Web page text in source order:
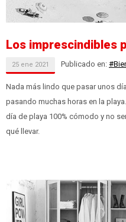
Los imprescindibles
25 ene 2021 Publicado en:
Nada más lindo que pasar unos
pasando muchas horas en la
día de playa 100% cómodo y no
qué llevar.